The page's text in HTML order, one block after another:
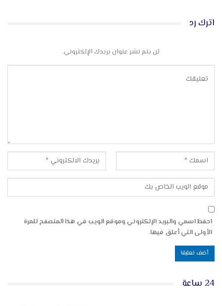
اترك رد
لن يتم نشر عنوان بريدك الإلكتروني.
احفظ اسمي والبريد الإلكتروني وموقع الويب في هذا المتصفح للمرة
الأولى التي أعلق فيها.
24 ساعة